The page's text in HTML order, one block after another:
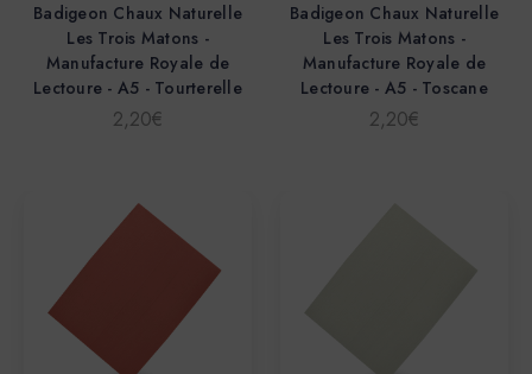
Badigeon Chaux Naturelle
Les Trois Matons -
Manufacture Royale de
Lectoure - A5 - Tourterelle
2,20€
Badigeon Chaux Naturelle
Les Trois Matons -
Manufacture Royale de
Lectoure - A5 - Toscane
2,20€